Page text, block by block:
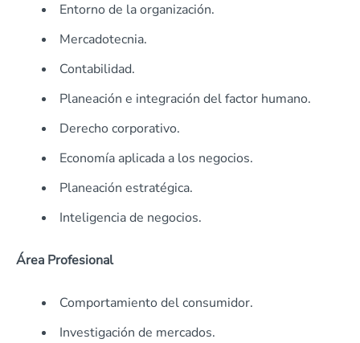
Entorno de la organización.
Mercadotecnia.
Contabilidad.
Planeación e integración del factor humano.
Derecho corporativo.
Economía aplicada a los negocios.
Planeación estratégica.
Inteligencia de negocios.
Área Profesional
Comportamiento del consumidor.
Investigación de mercados.